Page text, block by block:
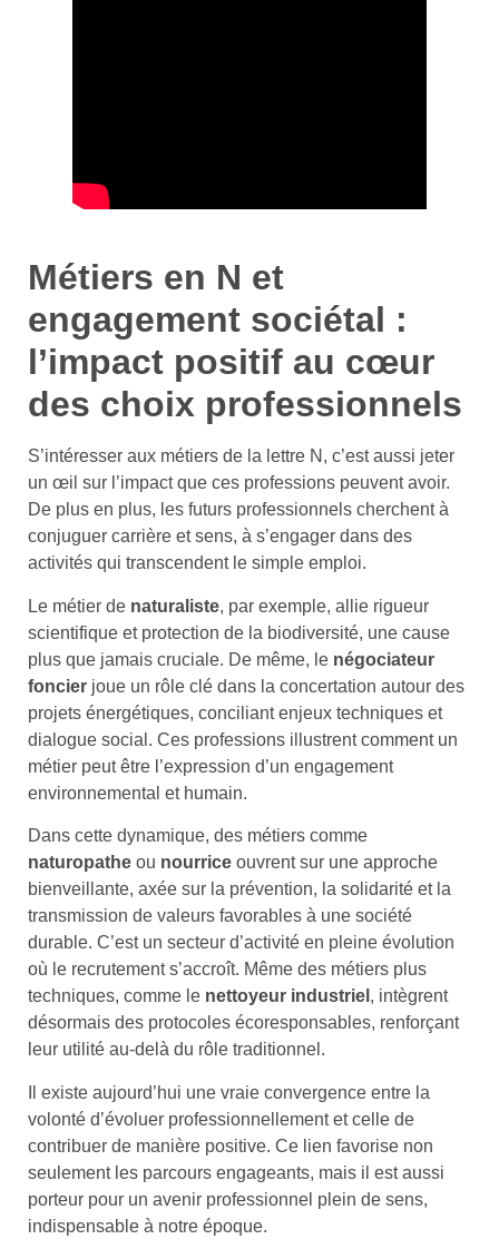
Métiers en N et
engagement sociétal :
l’impact positif au cœur
des choix professionnels
S’intéresser aux métiers de la lettre N, c’est aussi jeter
un œil sur l’impact que ces professions peuvent avoir.
De plus en plus, les futurs professionnels cherchent à
conjuguer carrière et sens, à s’engager dans des
activités qui transcendent le simple emploi.
Le métier de naturaliste, par exemple, allie rigueur
scientifique et protection de la biodiversité, une cause
plus que jamais cruciale. De même, le négociateur
foncier joue un rôle clé dans la concertation autour des
projets énergétiques, conciliant enjeux techniques et
dialogue social. Ces professions illustrent comment un
métier peut être l’expression d’un engagement
environnemental et humain.
Dans cette dynamique, des métiers comme
naturopathe ou nourrice ouvrent sur une approche
bienveillante, axée sur la prévention, la solidarité et la
transmission de valeurs favorables à une société
durable. C’est un secteur d’activité en pleine évolution
où le recrutement s’accroît. Même des métiers plus
techniques, comme le nettoyeur industriel , intègrent
désormais des protocoles écoresponsables, renforçant
leur utilité au-delà du rôle traditionnel.
Il existe aujourd’hui une vraie convergence entre la
volonté d’évoluer professionnellement et celle de
contribuer de manière positive. Ce lien favorise non
seulement les parcours engageants, mais il est aussi
porteur pour un avenir professionnel plein de sens,
indispensable à notre époque.